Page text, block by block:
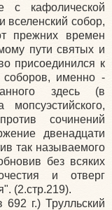
с кафолической
вселенский собор,
прежних времен
пути святых и
присоединился к
соборов, именно -
здесь (в
сочинений
двенадцати
так называемого
без всяких
и отверг
(2.стр.219).
г.) Трулльский